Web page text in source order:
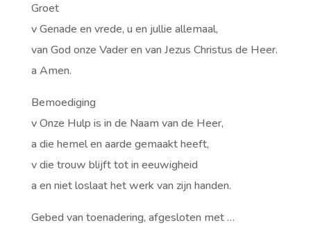
Groet
v Genade en vrede, u en jullie allemaal,
van God onze Vader en van Jezus Christus de Heer.
a Amen.
Bemoediging
v Onze Hulp is in de Naam van de Heer,
a die hemel en aarde gemaakt heeft,
v die trouw blijft tot in eeuwigheid
a en niet loslaat het werk van zijn handen.
Gebed van toenadering, afgesloten met …